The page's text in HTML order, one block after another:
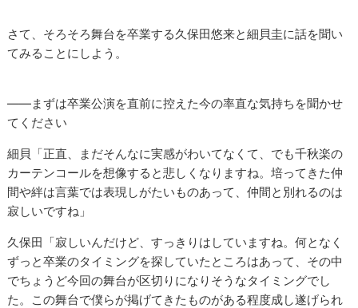
さて、そろそろ舞台を卒業する久保田悠来と細貝圭に話を聞い
てみることにしよう。
――まずは卒業公演を直前に控えた今の率直な気持ちを聞かせ
てください
細貝「正直、まだそんなに実感がわいてなくて、でも千秋楽の
カーテンコールを想像すると悲しくなりますね。培ってきた仲
間や絆は言葉では表現しがたいものあって、仲間と別れるのは
寂しいですね」
久保田「寂しいんだけど、すっきりはしていますね。何となく
ずっと卒業のタイミングを探していたところはあって、その中
でちょうど今回の舞台が区切りになりそうなタイミングでし
た。この舞台で僕らが掲げてきたものがある程度成し遂げられ